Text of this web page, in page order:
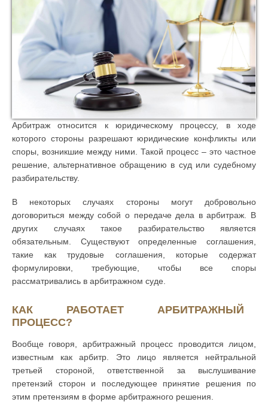
Арбитраж относится к юридическому процессу, в ходе
которого стороны разрешают юридические конфликты или
споры, возникшие между ними. Такой процесс – это частное
решение, альтернативное обращению в суд или судебному
разбирательству.
В некоторых случаях стороны могут добровольно
договориться между собой о передаче дела в арбитраж. В
других случаях такое разбирательство является
обязательным. Существуют определенные соглашения,
такие как трудовые соглашения, которые содержат
формулировки, требующие, чтобы все споры
рассматривались в арбитражном суде.
КАК РАБОТАЕТ АРБИТРАЖНЫЙ
ПРОЦЕСС?
Вообще говоря, арбитражный процесс проводится лицом,
известным как арбитр. Это лицо является нейтральной
третьей стороной, ответственной за выслушивание
претензий сторон и последующее принятие решения по
этим претензиям в форме арбитражного решения.